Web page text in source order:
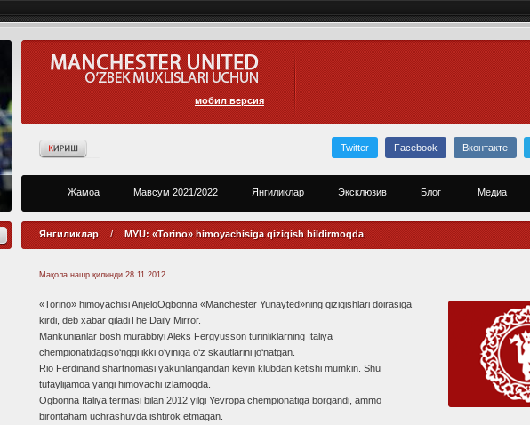
мобил версия
Twitter Facebook Вконтакте
Жамоа Мавсум 2021/2022 Янгиликлар Эксклюзив Блог Медиа
Янгиликлар / MYU: «Torino» himoyachisiga qiziqish bildirmoqda
Мақола нашр қилинди 28.11.2012
«Torino» himoyachisi AnjeloOgbonna «Manchester Yunayted»ning qiziqishlari doirasiga
kirdi, deb xabar qiladiThe Daily Mirror.
Mankunianlar bosh murabbiyi Aleks Fergyusson turinliklarning Italiya
chempionatidagiso‘nggi ikki o‘yiniga o‘z skautlarini jo‘natgan.
Rio Ferdinand shartnomasi yakunlangandan keyin klubdan ketishi mumkin. Shu
tufaylijamoa yangi himoyachi izlamoqda.
Ogbonna Italiya termasi bilan 2012 yilgi Yevropa chempionatiga borgandi, ammo
birontaham uchrashuvda ishtirok etmagan.